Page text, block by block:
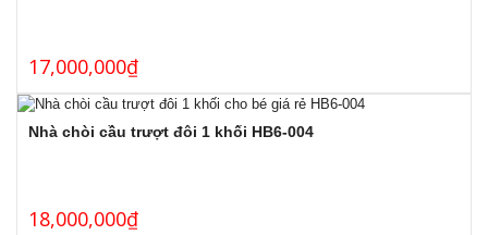
17,000,000₫
Nhà chòi cầu trượt đôi 1 khối HB6-004
18,000,000₫